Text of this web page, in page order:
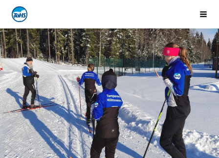
Siirry
sivun
sisältöön
Tampereen Hiihtoseura